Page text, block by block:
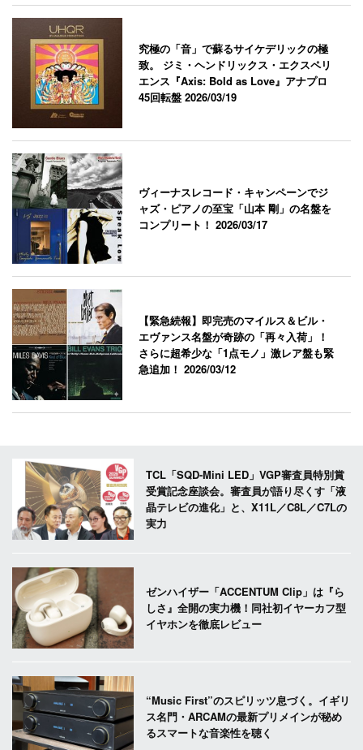
究極の「音」で蘇るサイケデリックの極
致。 ジミ・ヘンドリックス・エクスペリ
エンス『Axis: Bold as Love』アナプロ
45回転盤2026/03/19
ヴィーナスレコード・キャンペーンでジ
ャズ・ピアノの至宝「山本 剛」の名盤を
コンプリート！2026/03/17
【緊急続報】即完売のマイルス＆ビル・
エヴァンス名盤が奇跡の「再々入荷」！
さらに超希少な「1点モノ」激レア盤も緊
急追加！2026/03/12
TCL「SQD-Mini LED」VGP審査員特別賞
受賞記念座談会。審査員が語り尽くす「液
晶テレビの進化」と、X11L／C8L／C7Lの
実力
ゼンハイザー「ACCENTUM Clip」は『ら
しさ』全開の実力機！同社初イヤーカフ型
イヤホンを徹底レビュー
“Music First”のスピリッツ息づく。イギリ
ス名門・ARCAMの最新プリメインが秘め
るスマートな音楽性を聴く